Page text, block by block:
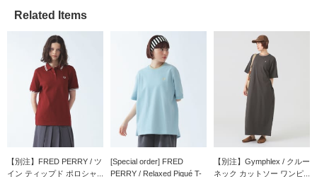
Related Items
【別注】FRED PERRY / ツ
イン ティップド ポロシャ...
[Special order] FRED
PERRY / Relaxed Piqué T-
【別注】Gymphlex / クルー
ネック カットソー ワンピ...